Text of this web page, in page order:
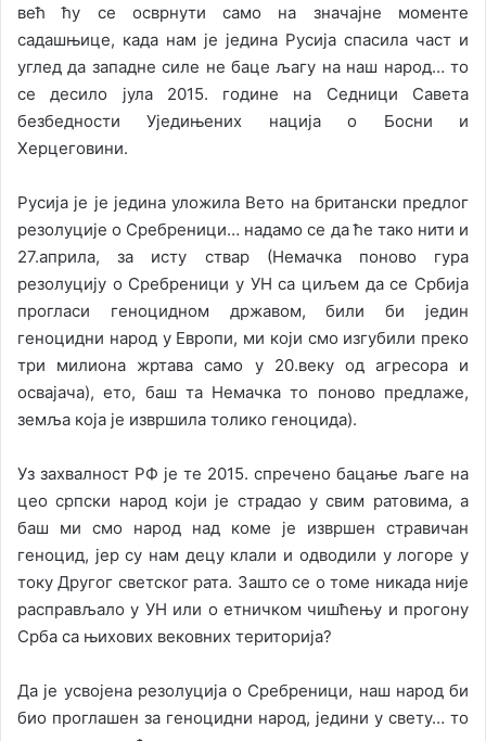
већ ћу се осврнути само на значајне моменте
садашњице, када нам је једина Русија спасила част и
углед да западне силе не баце љагу на наш народ… то
се десило јула 2015. године на Седници Савета
безбедности Уједињених нација о Босни и
Херцеговини.
Русија је је једина уложила Вето на британски предлог
резолуције о Сребреници… надамо се да ће тако нити и
27.априла, за исту ствар (Немачка поново гура
резолуцију о Сребреници у УН са циљем да се Србија
прогласи геноцидном државом, били би једин
геноцидни народ у Европи, ми који смо изгубили преко
три милиона жртава само у 20.веку од агресора и
освајача), ето, баш та Немачка то поново предлаже,
земља која је извршила толико геноцида).
Уз захвалност РФ је те 2015. спречено бацање љаге на
цео српски народ који је страдао у свим ратовима, а
баш ми смо народ над коме је извршен стравичан
геноцид, јер су нам децу клали и одводили у логоре у
току Другог светског рата. Зашто се о томе никада није
расправљало у УН или о етничком чишћењу и прогону
Срба са њихових вековних територија?
Да је усвојена резолуција о Сребреници, наш народ би
био проглашен за геноцидни народ, једини у свету… то